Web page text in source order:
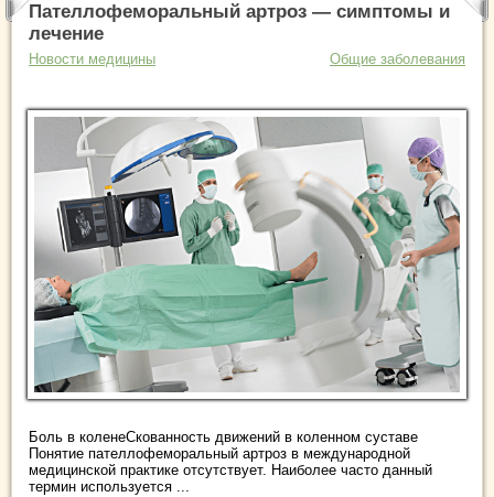
Пателлофеморальный артроз — симптомы и
лечение
Новости медицины Общие заболевания
Боль в коленеСкованность движений в коленном суставе
Понятие пателлофеморальный артроз в международной
медицинской практике отсутствует. Наиболее часто данный
термин используется ...